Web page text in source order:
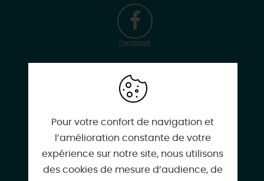
Facebook
Instagram
Pour votre confort de navigation et
l’amélioration constante de votre
expérience sur notre site, nous utilisons
des cookies de mesure d’audience, de